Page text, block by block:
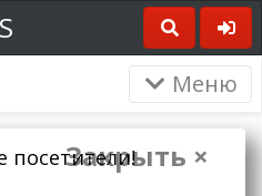
Меню
Закрыть ×
посетители!